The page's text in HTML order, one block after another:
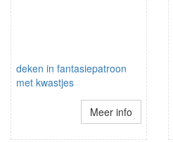
deken in fantasiepatroon
met kwastjes
Meer info